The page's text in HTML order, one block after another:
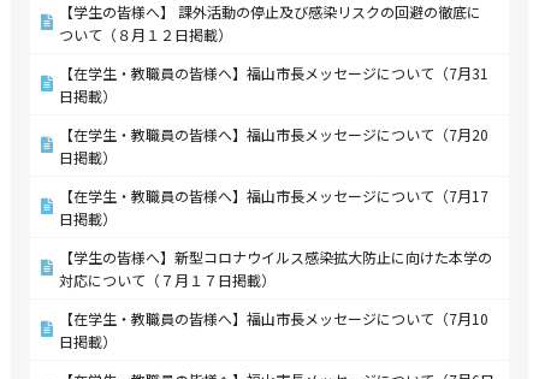
【学生の皆様へ】 課外活動の停止及び感染リスクの回避の徹底に
ついて（８月１２日掲載）
【在学生・教職員の皆様へ】福山市長メッセージについて（7月31
日掲載）
【在学生・教職員の皆様へ】福山市長メッセージについて（7月20
日掲載）
【在学生・教職員の皆様へ】福山市長メッセージについて（7月17
日掲載）
【学生の皆様へ】新型コロナウイルス感染拡大防止に向けた本学の
対応について（７月１７日掲載）
【在学生・教職員の皆様へ】福山市長メッセージについて（7月10
日掲載）